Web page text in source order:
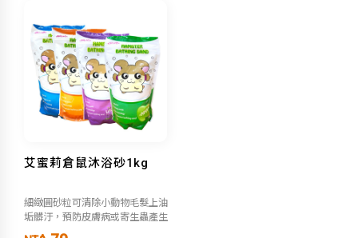
艾蜜莉倉鼠沐浴砂1kg
細緻圓砂粒可清除小動物毛髮上油
垢髒汙，預防皮膚病或寄生蟲產生